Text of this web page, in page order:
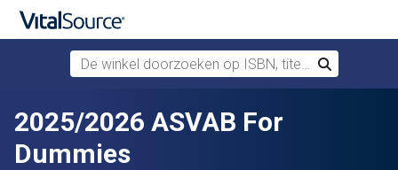
De winkel doorzoeken op ISBN, titel of auteur
Zoek
2025/2026 ASVAB For
Dummies